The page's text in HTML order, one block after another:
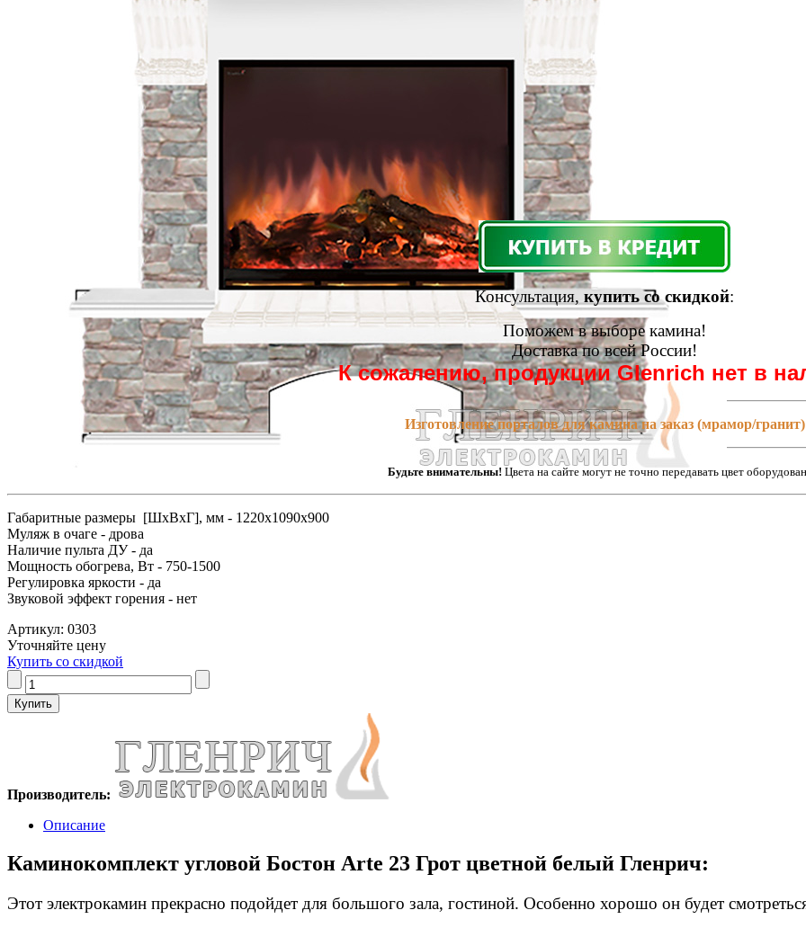
Консультация, купить со скидкой:
Поможем в выборе камина!
Доставка по всей России!
К сожалению, продукции Glenrich нет в
Изготовление порталов для камина на заказ (мрамор/гранит)
Будьте внимательны! Цвета на сайте могут не точно передавать цвет
Габаритные размеры [ШxВxГ], мм - 1220x1090x900
Муляж в очаге - дрова
Наличие пульта ДУ - да
Мощность обогрева, Вт - 750-1500
Регулировка яркости - да
Звуковой эффект горения - нет
Артикул: 0303
Уточняйте цену
Купить со скидкой
Производитель:
Описание
Каминокомплект угловой Бостон Arte 23 Грот цветной белый Гленрич:
Этот электрокамин прекрасно подойдет для большого зала, гостиной. Особенно хорошо он будет